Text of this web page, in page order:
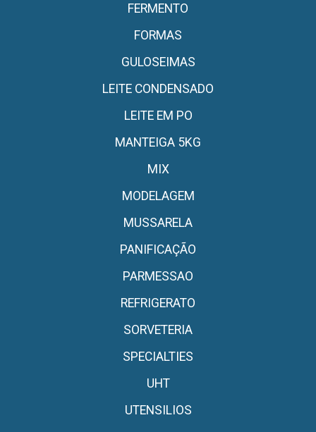
FERMENTO
FORMAS
GULOSEIMAS
LEITE CONDENSADO
LEITE EM PO
MANTEIGA 5KG
MIX
MODELAGEM
MUSSARELA
PANIFICAÇÃO
PARMESSAO
REFRIGERATO
SORVETERIA
SPECIALTIES
UHT
UTENSILIOS